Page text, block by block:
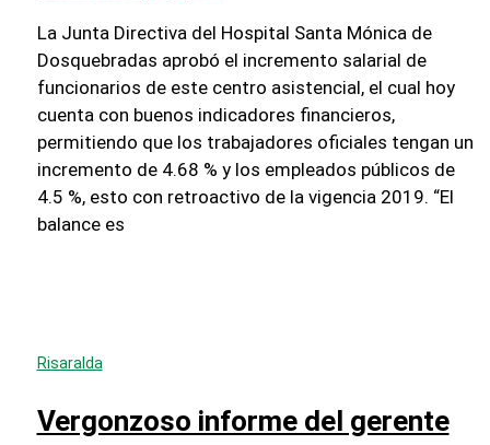
La Junta Directiva del Hospital Santa Mónica de
Dosquebradas aprobó el incremento salarial de
funcionarios de este centro asistencial, el cual hoy
cuenta con buenos indicadores financieros,
permitiendo que los trabajadores oficiales tengan un
incremento de 4.68 % y los empleados públicos de
4.5 %, esto con retroactivo de la vigencia 2019. “El
balance es
Risaralda
Vergonzoso informe del gerente